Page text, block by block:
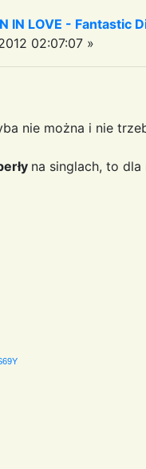
IN LOVE - Fantastic
02:07:07 »
nie można i nie
na singlach, to